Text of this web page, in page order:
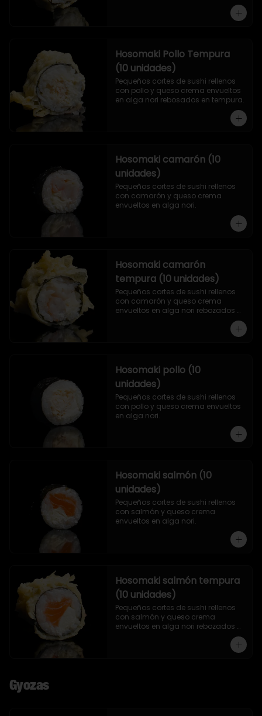
Hosomaki Pollo Tempura
(10 unidades)
Pequeños cortes de sushi rellenos
con pollo y queso crema envueltos
en alga nori rebosados en tempura.
Hosomaki camarón (10
unidades)
Pequeños cortes de sushi rellenos
con camarón y queso crema
envueltos en alga nori.
Hosomaki camarón
tempura (10 unidades)
Pequeños cortes de sushi rellenos
con camarón y queso crema
envueltos en alga nori rebozados
Hosomaki pollo (10
unidades)
Pequeños cortes de sushi rellenos
con pollo y queso crema envueltos
en alga nori.
Hosomaki salmón (10
unidades)
Pequeños cortes de sushi rellenos
con salmón y queso crema
envueltos en alga nori.
Hosomaki salmón tempura
(10 unidades)
Pequeños cortes de sushi rellenos
con salmón y queso crema
envueltos en alga nori rebozados
Gyozas